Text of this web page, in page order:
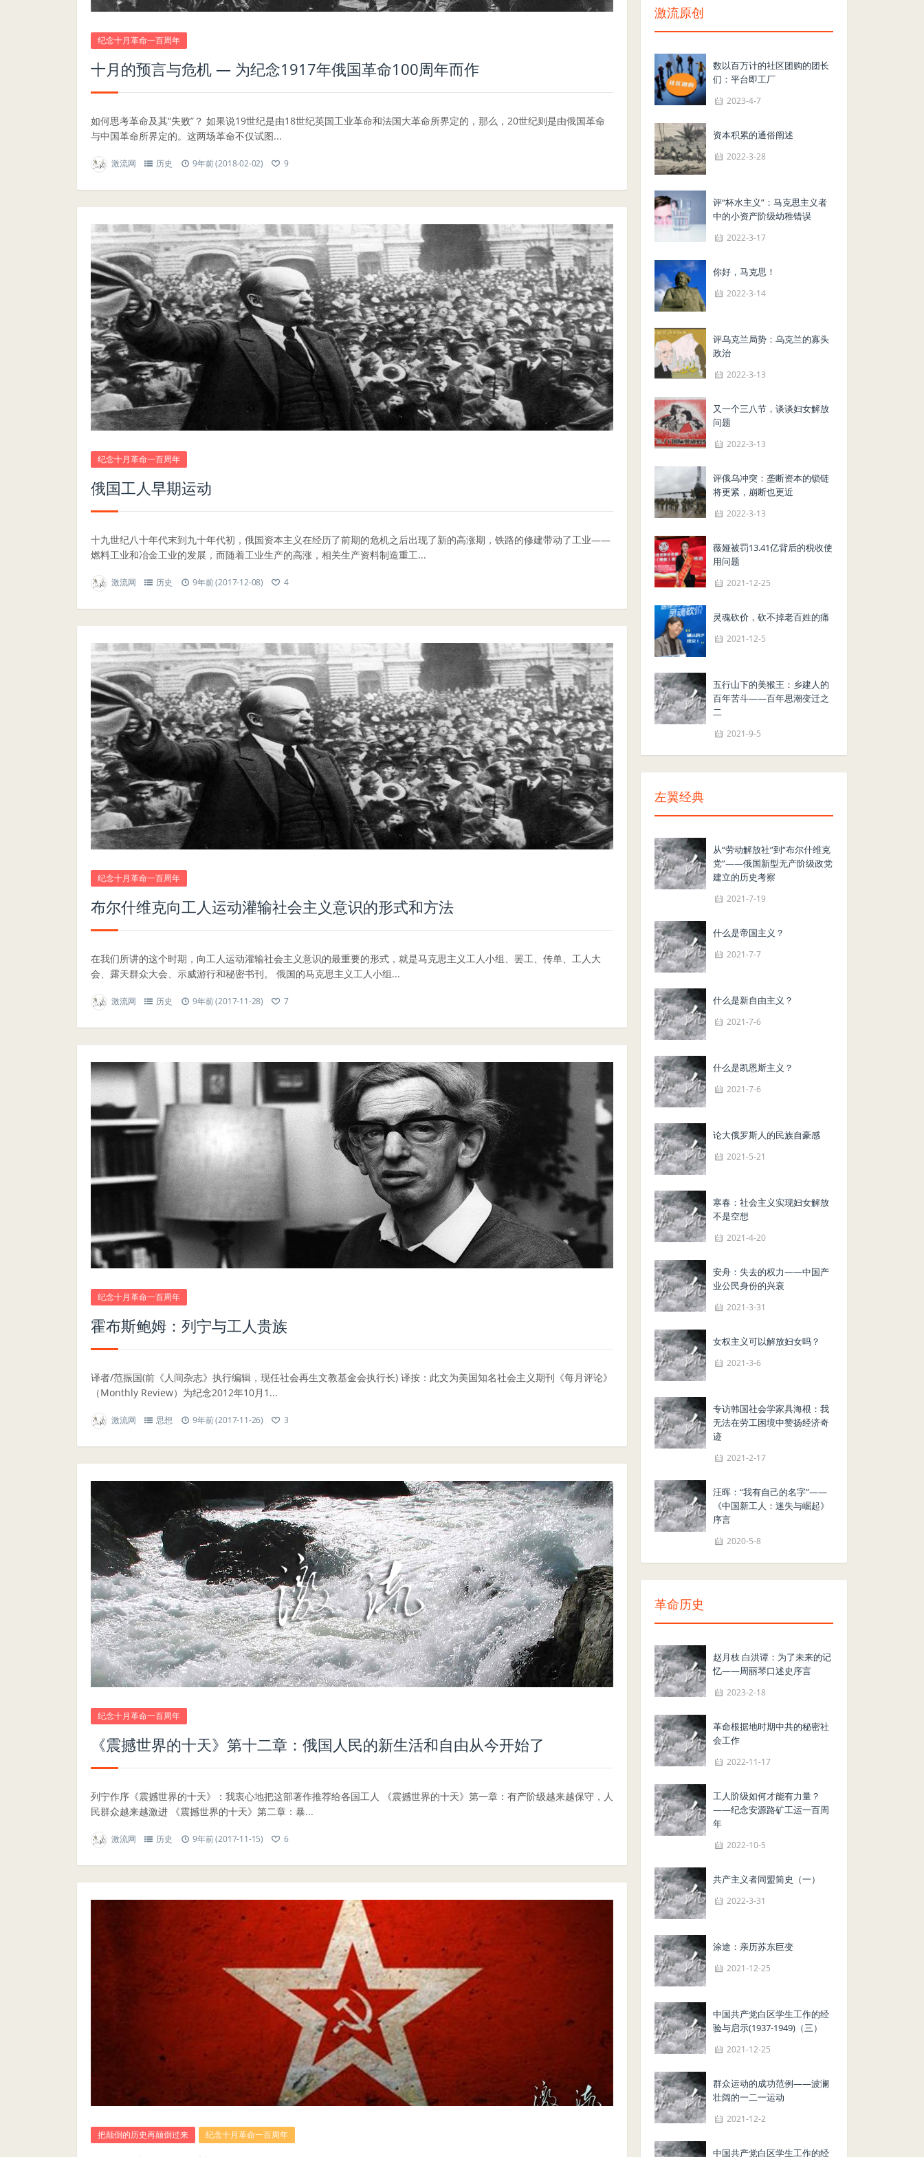
纪念十月革命一百周年
十月的预言与危机 — 为纪念1917年俄国革命100周年而作
如何思考革命及其“失败”？ 如果说19世纪是由18世纪英国工业革命和法国大革命所界定的，那么，20世纪则是由俄国革命
与中国革命所界定的。这两场革命不仅试图...
激流网 历史 9年前 (2018-02-02) 9
纪念十月革命一百周年
俄国工人早期运动
十九世纪八十年代末到九十年代初，俄国资本主义在经历了前期的危机之后出现了新的高涨期，铁路的修建带动了工业——
燃料工业和冶金工业的发展，而随着工业生产的高涨，相关生产资料制造重工...
激流网 历史 9年前 (2017-12-08) 4
纪念十月革命一百周年
布尔什维克向工人运动灌输社会主义意识的形式和方法
在我们所讲的这个时期，向工人运动灌输社会主义意识的最重要的形式，就是马克思主义工人小组、罢工、传单、工人大
会、露天群众大会、示威游行和秘密书刊。 俄国的马克思主义工人小组...
激流网 历史 9年前 (2017-11-28) 7
纪念十月革命一百周年
霍布斯鲍姆：列宁与工人贵族
译者/范振国(前《人间杂志》执行编辑，现任社会再生文教基金会执行长) 译按：此文为美国知名社会主义期刊《每月评论》
（Monthly Review）为纪念2012年10月1...
激流网 思想 9年前 (2017-11-26) 3
纪念十月革命一百周年
《震撼世界的十天》第十二章：俄国人民的新生活和自由从今开始了
列宁作序《震撼世界的十天》：我衷心地把这部著作推荐给各国工人 《震撼世界的十天》第一章：有产阶级越来越保守，人
民群众越来越激进 《震撼世界的十天》第二章：暴...
激流网 历史 9年前 (2017-11-15) 6
把颠倒的历史再颠倒过来 纪念十月革命一百周年
激流原创
数以百万计的社区团购的团长
们：平台即工厂
2023-4-7
资本积累的通俗阐述
2022-3-28
评“杯水主义”：马克思主义者
中的小资产阶级幼稚错误
2022-3-17
你好，马克思！
2022-3-14
评乌克兰局势：乌克兰的寡头
政治
2022-3-13
又一个三八节，谈谈妇女解放
问题
2022-3-13
评俄乌冲突：垄断资本的锁链
将更紧，崩断也更近
2022-3-13
薇娅被罚13.41亿背后的税收使
用问题
2021-12-25
灵魂砍价，砍不掉老百姓的痛
2021-12-5
五行山下的美猴王：乡建人的
百年苦斗——百年思潮变迁之
二
2021-9-5
左翼经典
从“劳动解放社”到“布尔什维克
党”——俄国新型无产阶级政党
建立的历史考察
2021-7-19
什么是帝国主义？
2021-7-7
什么是新自由主义？
2021-7-6
什么是凯恩斯主义？
2021-7-6
论大俄罗斯人的民族自豪感
2021-5-21
寒春：社会主义实现妇女解放
不是空想
2021-4-20
安舟：失去的权力——中国产
业公民身份的兴衰
2021-3-31
女权主义可以解放妇女吗？
2021-3-6
专访韩国社会学家具海根：我
无法在劳工困境中赞扬经济奇
迹
2021-2-17
汪晖：“我有自己的名字”——
《中国新工人：迷失与崛起》
序言
2020-5-8
革命历史
赵月枝 白洪谭：为了未来的记
忆——周丽琴口述史序言
2023-2-18
革命根据地时期中共的秘密社
会工作
2022-11-17
工人阶级如何才能有力量？
——纪念安源路矿工运一百周
年
2022-10-5
共产主义者同盟简史（一）
2022-3-31
涂途：亲历苏东巨变
2021-12-25
中国共产党白区学生工作的经
验与启示(1937-1949)（三）
2021-12-25
群众运动的成功范例——波澜
壮阔的一二一运动
2021-12-2
中国共产党白区学生工作的经